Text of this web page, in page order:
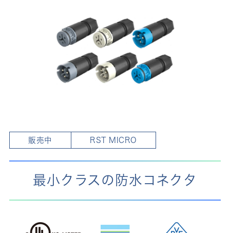
販売中 RST MICRO
最小クラスの防水コネクタ